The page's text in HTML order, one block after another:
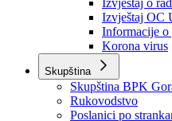
Obavještenja
Izvještajno
Izvještaj o radu
Izvještaj OC
Informacije o
Korona virus
Skupština